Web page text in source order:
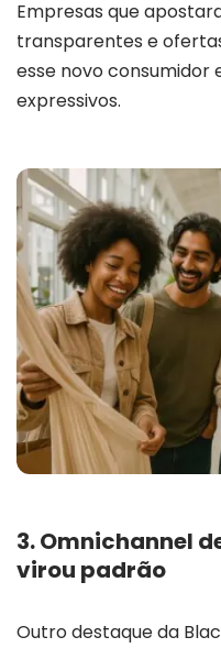
Empresas que
transparentes e
esse novo consumidor
expressivos.
3. Omnichannel
virou padrão
Outro destaque da